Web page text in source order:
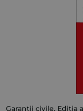
Garanții civile. Ediția